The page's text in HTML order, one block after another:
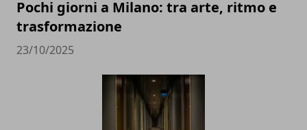
Pochi giorni a Milano: tra arte, ritmo e
trasformazione
23/10/2025